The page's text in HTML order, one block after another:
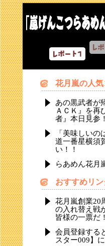
花月嵐の人
あの黒武者が
ＡＣＫ』を再
者』本日見参
「美味しい
道一番星横須
い！！
らあめん花月
おすすめリン
花月嵐創業20
の入れ替え戦
皆様の一票だ
会員登録する
スター009】